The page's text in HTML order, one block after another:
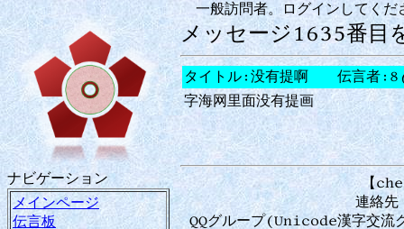
ナビゲーション
メインページ
伝言板
一般訪問者。ログインしてく
メッセージ1635番目
タイトル:没有提啊 伝言者:8
字海网里面没有提画
【
連絡
QQグループ(Unicode漢字交流